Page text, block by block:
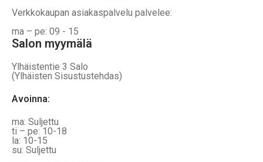
Verkkokaupan asiakaspalvelu palvelee:
ma – pe: 09 - 15
Salon myymälä
Ylhäistentie 3 Salo
(Ylhäisten Sisustustehdas)
Avoinna:
ma: Suljettu
ti – pe: 10-18
la: 10-15
su: Suljettu